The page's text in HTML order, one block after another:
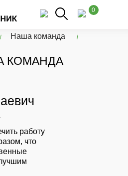
0
Наша команда
КОМАНДА
работу
что